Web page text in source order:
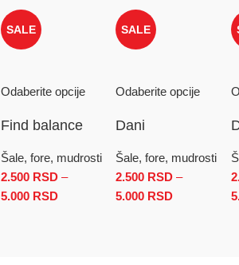
Raspon cena: od 3.200 RSD do 5.000 RSD
SALE
Odaberite opcije
Find balance
Šale, fore, mudrosti
2.500 RSD –
5.000 RSD Raspon cena: od 2.500 RSD do
SALE
Odaberite opcije
Dani
Šale, fore, mudrosti
2.500 RSD –
5.000 RSD Raspon